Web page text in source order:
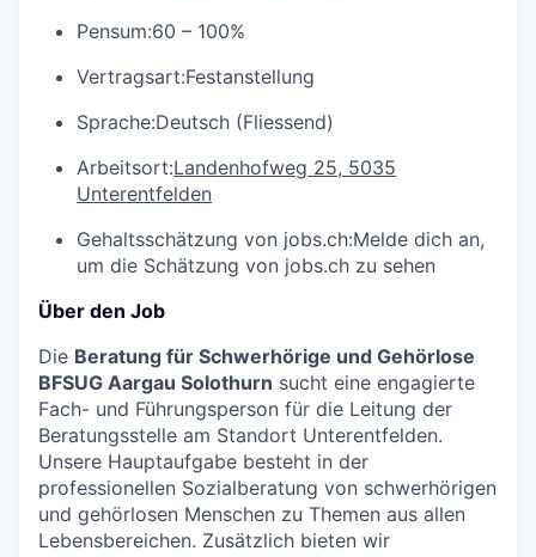
Pensum:60 – 100%
Vertragsart:Festanstellung
Sprache:Deutsch (Fliessend)
Arbeitsort:Landenhofweg 25, 5035
Unterentfelden
Gehaltsschätzung von jobs.ch:Melde dich an,
um die Schätzung von jobs.ch zu sehen
Über den Job
Die Beratung für Schwerhörige und Gehörlose
BFSUG Aargau Solothurn sucht eine engagierte
Fach- und Führungsperson für die Leitung der
Beratungsstelle am Standort Unterentfelden.
Unsere Hauptaufgabe besteht in der
professionellen Sozialberatung von schwerhörigen
und gehörlosen Menschen zu Themen aus allen
Lebensbereichen. Zusätzlich bieten wir